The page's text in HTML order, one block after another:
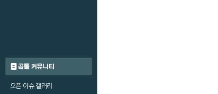
공통 커뮤니티
오픈 이슈 갤러리